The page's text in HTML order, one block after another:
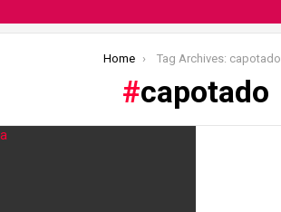
Home Tag Archives: capotado
capotado